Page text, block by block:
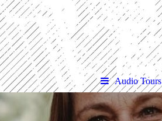
Audio Tours